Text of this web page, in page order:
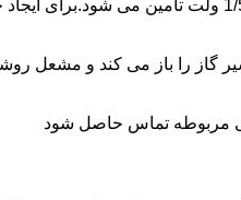
را باز می کند و مشعل
مربوطه تماس حاصل شود